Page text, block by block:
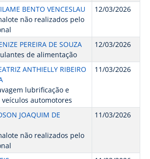
BENTO VENCESLAU
não realizados pelo
12/03/2026
PEREIRA DE SOUZA
de alimentação
12/03/2026
ANTHIELLY RIBEIRO
lubrificação e
automotores
11/03/2026
JOAQUIM DE
não realizados pelo
11/03/2026